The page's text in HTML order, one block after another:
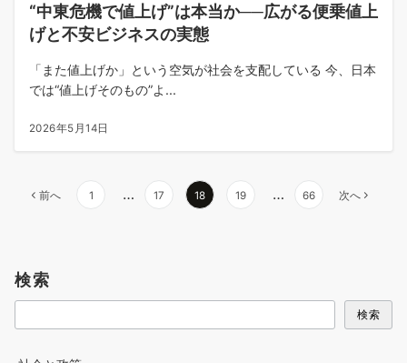
“中東危機で値上げ”は本当か──広がる便乗値上
げと不安ビジネスの実態
「また値上げか」という空気が社会を支配している 今、日本
では“値上げそのもの”よ...
2026年5月14日
ー
ジ
送
前へ 1 … 17 18 19 … 66 次へ
検索
検索